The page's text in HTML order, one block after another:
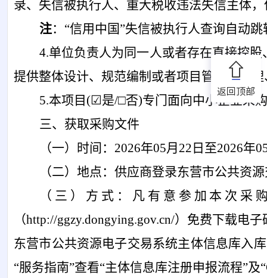
返回顶部
录、失信被执行人、重大税收违法失信主体
注： “信用中国”失信被执行人查询自动跳
4.单位负责人为同一人或者存在直接控
提供整体设计、规范编制或者项目管理、监
5.本项目(☑是/□否)专门面向中小企业采
三、获取采购文件
（一）
时间： 2026年05月22日至2026年
（二）地点：供应商登录东营市公共资
（三） 方式：凡有意参加本次采
（http://ggzy.dongying.gov.cn/）免费下载电
东营市公共资源电子交易系统主体信息库入
“服务指南”查看“主体信息库注册申报流程”